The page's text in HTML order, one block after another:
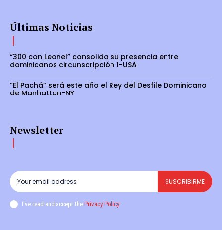
Últimas Noticias
“300 con Leonel” consolida su presencia entre
dominicanos circunscripción 1-USA
“El Pachá” será este año el Rey del Desfile Dominicano
de Manhattan-NY
Newsletter
SUSCRIBIRME
I've read and accept the Privacy Policy.